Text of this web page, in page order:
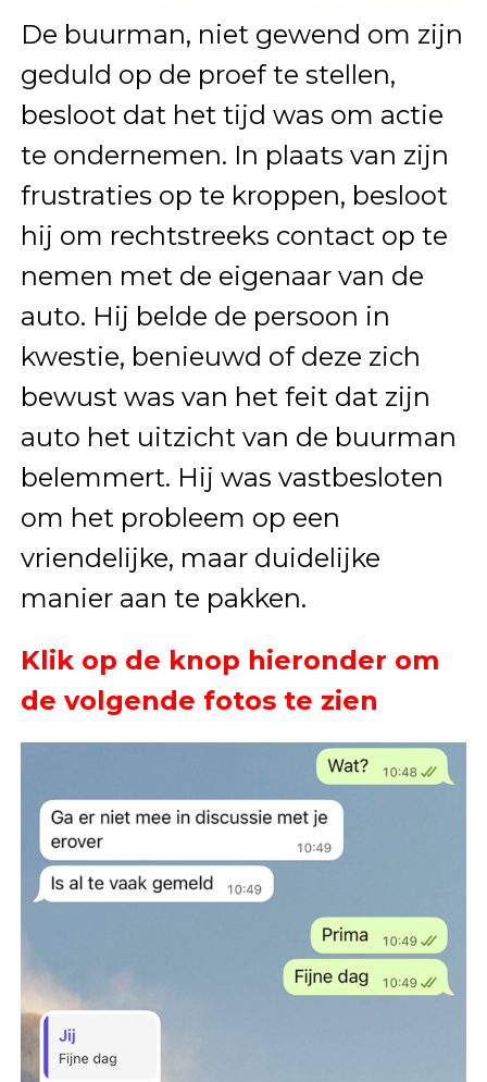
De buurman, niet gewend om zijn
geduld op de proef te stellen,
besloot dat het tijd was om actie
te ondernemen. In plaats van zijn
frustraties op te kroppen, besloot
hij om rechtstreeks contact op te
nemen met de eigenaar van de
auto. Hij belde de persoon in
kwestie, benieuwd of deze zich
bewust was van het feit dat zijn
auto het uitzicht van de buurman
belemmert. Hij was vastbesloten
om het probleem op een
vriendelijke, maar duidelijke
manier aan te pakken.
Klik op de knop hieronder om
de volgende fotos te zien